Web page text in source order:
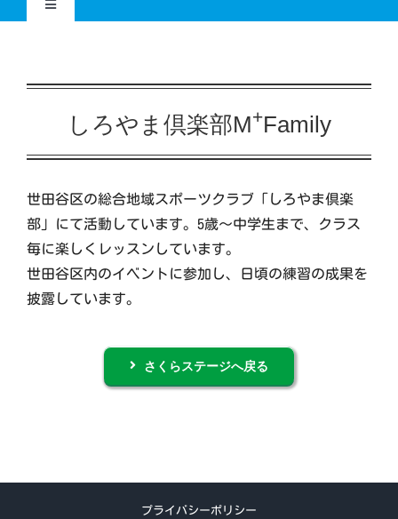
Toggle
Navigation
交流自治体の紹介
出店団体の紹介
しろやま倶楽部M+Family
世田谷区の総合地域スポーツクラブ「しろやま倶楽
部」にて活動しています。5歳～中学生まで、クラス
毎に楽しくレッスンしています。
世田谷区内のイベントに参加し、日頃の練習の成果を
披露しています。
さくらステージへ戻る
プライバシーポリシー